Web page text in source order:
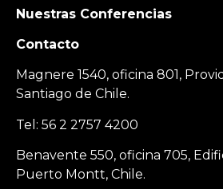
Nuestras Conferencias
Contacto
Magnere 1540, oficina 801,
Santiago de Chile.
Tel: 56 2 2757 4200
Benavente 550, oficina 705,
Puerto Montt, Chile.